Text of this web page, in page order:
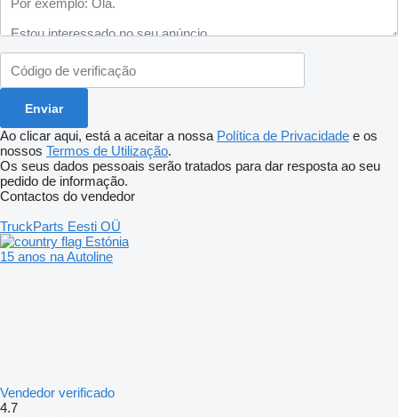
Ao clicar aqui, está a aceitar a nossa Política de Privacidade e os
nossos Termos de Utilização.
Os seus dados pessoais serão tratados para dar resposta ao seu
pedido de informação.
Contactos do vendedor
TruckParts Eesti OÜ
Estónia
15 anos na Autoline
Vendedor verificado
4.7